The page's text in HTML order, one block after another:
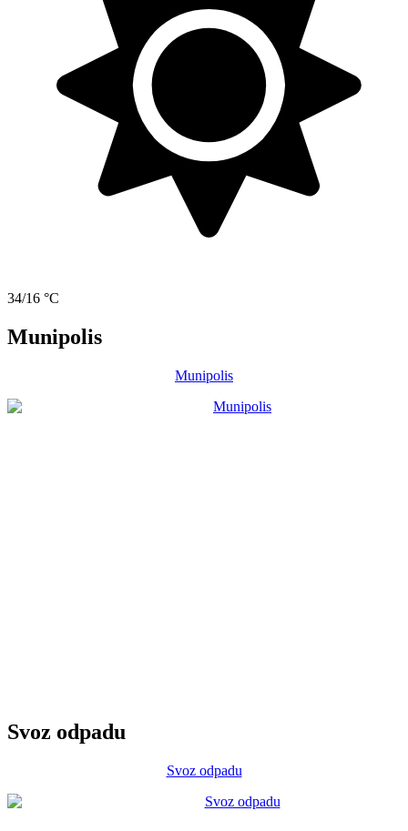
34/16 °C
Munipolis
Munipolis
Svoz odpadu
Svoz odpadu